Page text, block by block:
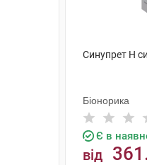
Синупрет Н
Біонорика
Є в
від